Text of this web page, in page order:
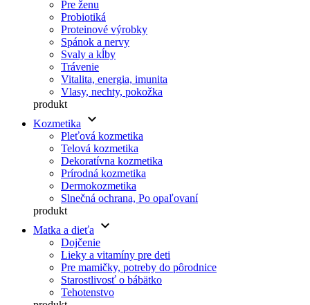
Pre ženu
Probiotiká
Proteinové výrobky
Spánok a nervy
Svaly a kĺby
Trávenie
Vitalita, energia, imunita
Vlasy, nechty, pokožka
produkt
Kozmetika
keyboard_arrow_down
Pleťová kozmetika
Telová kozmetika
Dekoratívna kozmetika
Prírodná kozmetika
Dermokozmetika
Slnečná ochrana, Po opaľovaní
produkt
Matka a dieťa
keyboard_arrow_down
Dojčenie
Lieky a vitamíny pre deti
Pre mamičky, potreby do pôrodnice
Starostlivosť o bábätko
Tehotenstvo